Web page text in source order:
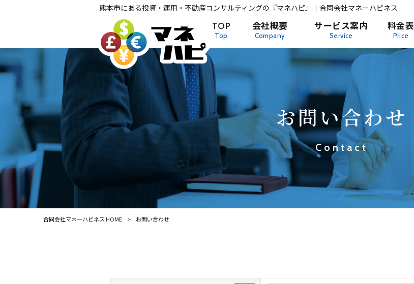
熊本市にある投資・運用・不動産コンサルティングの『マネハピ』｜合同会社マネーハピネス
TOP
Top
会社概要
Company
サービス案内
Service
料金表
Price
お問い合わせ
Contact
合同会社マネーハピネス HOME > お問い合わせ